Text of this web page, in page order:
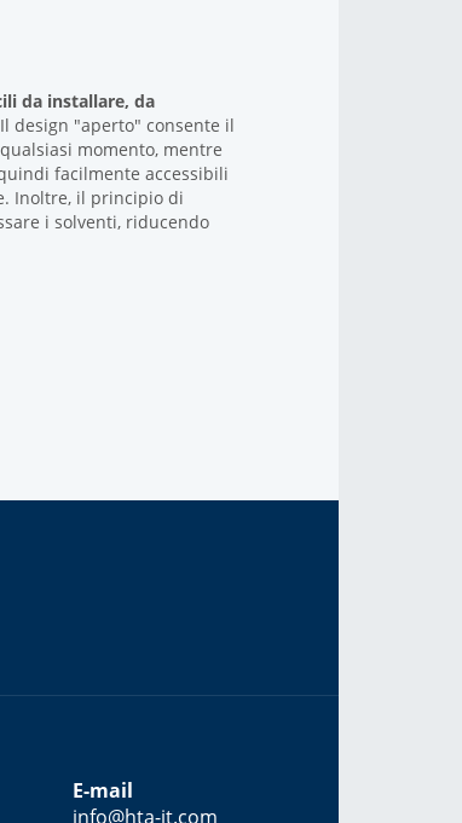
da installare, da
design "aperto" consente il
momento, mentre
facilmente accessibili
Inoltre, il principio di
i solventi, riducendo
E-mail
info@hta-it.com